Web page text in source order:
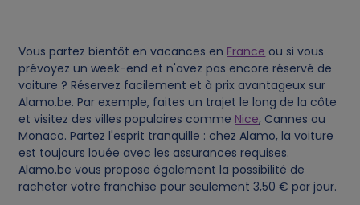
Vous partez bientôt en vacances en France ou si vous
prévoyez un week-end et n'avez pas encore réservé de
voiture ? Réservez facilement et à prix avantageux sur
Alamo.be. Par exemple, faites un trajet le long de la côte
et visitez des villes populaires comme Nice, Cannes ou
Monaco. Partez l'esprit tranquille : chez Alamo, la voiture
est toujours louée avec les assurances requises.
Alamo.be vous propose également la possibilité de
racheter votre franchise pour seulement 3,50 € par jour.
e
s